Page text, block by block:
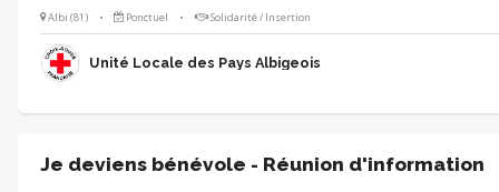
Albi (81) • Ponctuel • Solidarité / Insertion
Unité Locale des Pays Albigeois
Je deviens bénévole - Réunion d'information